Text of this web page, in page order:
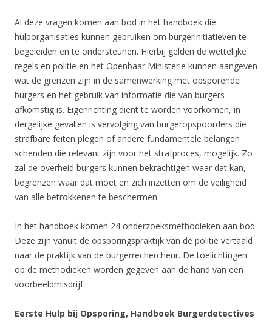
Al deze vragen komen aan bod in het handboek die
hulporganisaties kunnen gebruiken om burgerinitiatieven te
begeleiden en te ondersteunen. Hierbij gelden de wettelijke
regels en politie en het Openbaar Ministerie kunnen aangeven
wat de grenzen zijn in de samenwerking met opsporende
burgers en het gebruik van informatie die van burgers
afkomstig is. Eigenrichting dient te worden voorkomen, in
dergelijke gevallen is vervolging van burgeropspoorders die
strafbare feiten plegen of andere fundamentele belangen
schenden die relevant zijn voor het strafproces, mogelijk. Zo
zal de overheid burgers kunnen bekrachtigen waar dat kan,
begrenzen waar dat moet en zich inzetten om de veiligheid
van alle betrokkenen te beschermen.
In het handboek komen 24 onderzoeksmethodieken aan bod.
Deze zijn vanuit de opsporingspraktijk van de politie vertaald
naar de praktijk van de burgerrechercheur. De toelichtingen
op de methodieken worden gegeven aan de hand van een
voorbeeldmisdrijf.
Eerste Hulp bij Opsporing, Handboek Burgerdetectives